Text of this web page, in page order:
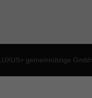
gemeinnützige